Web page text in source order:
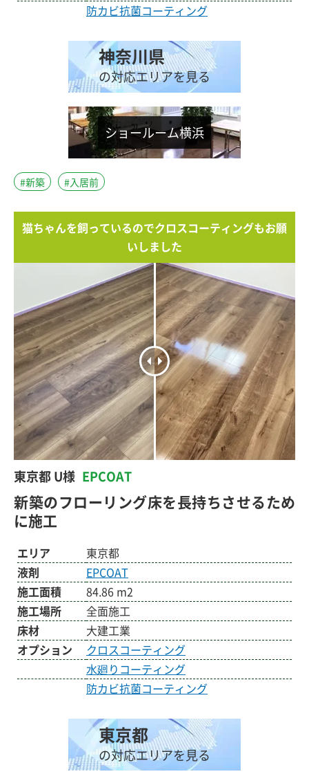
防カビ抗菌コーティング
神奈川県
の対応エリアを見る
ショールーム横浜
#新築 #入居前
猫ちゃんを飼っているのでクロスコーティングもお願
いしました
東京都 U様 EPCOAT
新築のフローリング床を長持ちさせるため
に施工
エリア
東京都
液剤
EPCOAT
施工面積
84.86 m2
施工場所
全面施工
床材
大建工業
オプション
クロスコーティング
水廻りコーティング
防カビ抗菌コーティング
東京都
の対応エリアを見る